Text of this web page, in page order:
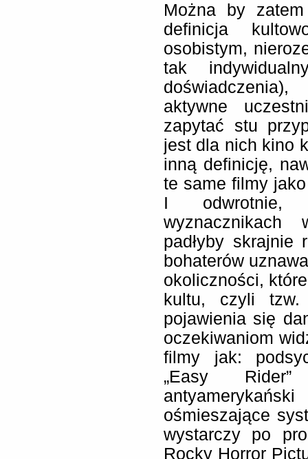
Można by
definicja
osobistym,
tak
aktywne
zapytać stu
jest dla nich kino
inną definicję,
te same filmy
I odwrotnie,
wyznacznikach
padłyby skrajnie
bohaterów
okoliczności,
kultu, czyli
pojawienia się
oczekiwaniom
filmy jak:
„Easy
ośmieszające
wystarczy po
Rocky Horror